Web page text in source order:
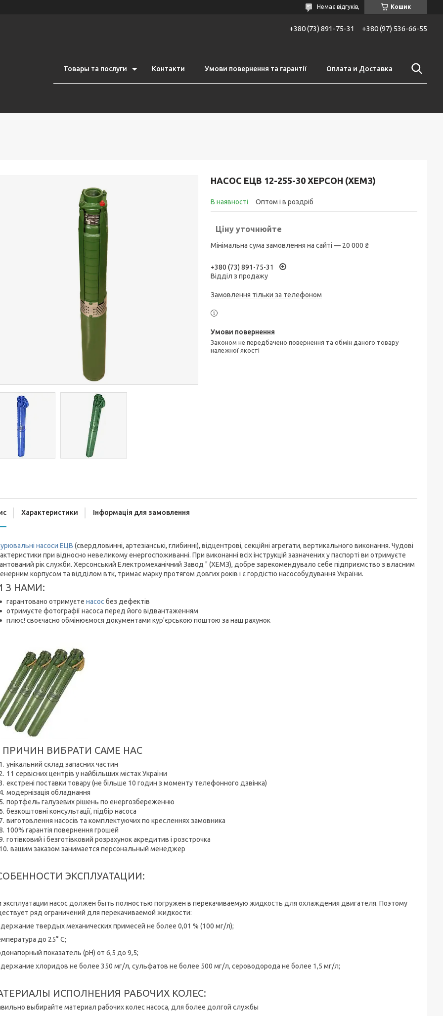
Кошик
Немає відгуків,
+380 (73) 891-75-31 +380 (97) 536-66-55
Товары та послуги Контакти Умови повернення та гарантії Оплата и Доставка
НАСОС ЕЦВ 12-255-30 ХЕРСОН (ХЕМЗ)
В наявності Оптом і в роздріб
Ціну уточнюйте
Мінімальна сума замовлення на сайті — 20 000 ₴
+380 (73) 891-75-31
Відділ з продажу
Замовлення тільки за телефоном
Законом не передбачено повернення та обмін даного товару
належної якості
Характеристики Інформація для замовлення
насоси ЕЦВ (свердловинні, артезіанські, глибинні), відцентрові, секційні агрегати, вертикального виконання. Чудові
при відносно невеликому енергоспоживанні. При виконанні всіх інструкцій зазначених у паспорті ви отримуєте
рік служби. Херсонський Електромеханічний Завод " (ХЕМЗ), добре зарекомендувало себе підприємство з власним
корпусом та відділом втк, тримає марку протягом довгих років і є гордістю насособудування України.
З НАМИ:
гарантовано отримуєте насосбез дефектів
отримуєте фотографії насоса перед його відвантаженням
плюс! своєчасно обмінюємося документами кур'єрською поштою за наш рахунок
ПРИЧИН ВИБРАТИ САМЕ НАС
унікальний склад запасних частин
11 сервісних центрів у найбільших містах України
екстрені поставки товару (не більше 10 годин з моменту телефонного дзвінка)
модернізація обладнання
портфель галузевих рішень по енергозбереженню
безкоштовні консультації, підбір насоса
виготовлення насосів та комплектуючих по кресленнях замовника
100% гарантія повернення грошей
готівковий і безготівковий розрахунок акредитив і розстрочка
вашим заказом занимается персональный менеджер
ЭКСПЛУАТАЦИИ:
эксплуатации насос должен быть полностью погружен в перекачиваемую жидкость для охлаждения двигателя. Поэтому
ряд ограничений для перекачиваемой жидкости:
твердых механических примесей не более 0,01 % (100 мг/л);
до 25° С;
показатель (рН) от 6,5 до 9,5;
хлоридов не более 350 мг/л, сульфатов не более 500 мг/л, сероводорода не более 1,5 мг/л;
ИСПОЛНЕНИЯ РАБОЧИХ КОЛЕС:
выбирайте материал рабочих колес насоса, для более долгой службы